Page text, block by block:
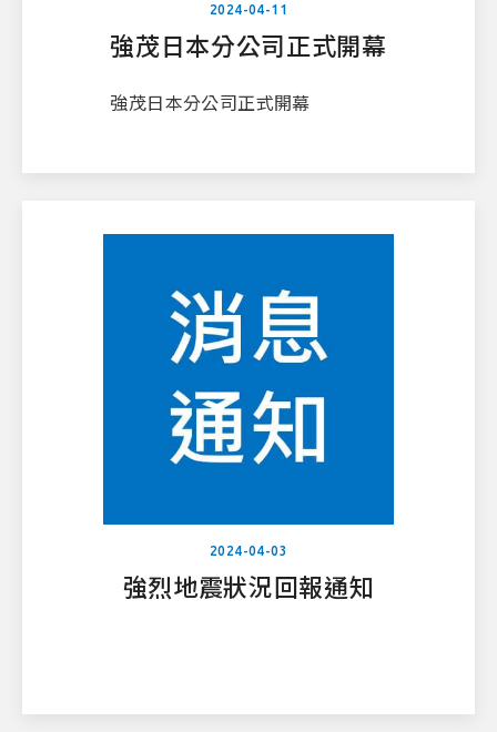
2024-04-11
強茂日本分公司正式開幕
強茂日本分公司正式開幕
2024-04-03
強烈地震狀況回報通知